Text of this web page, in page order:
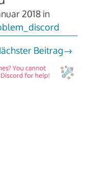
2018 in
Beitrag